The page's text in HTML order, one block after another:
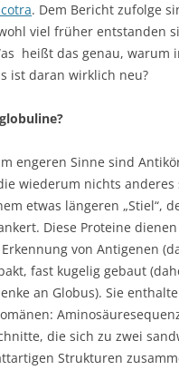
. Dem Bericht zufolge
viel früher entstanden
heißt das genau, warum
ist daran wirklich neu?
engeren Sinne sind
wiederum nichts anderes
etwas längeren „Stiel“,
Diese Proteine
von Antigenen
fast kugelig gebaut
an Globus). Sie
die sich zu zwei
Strukturen